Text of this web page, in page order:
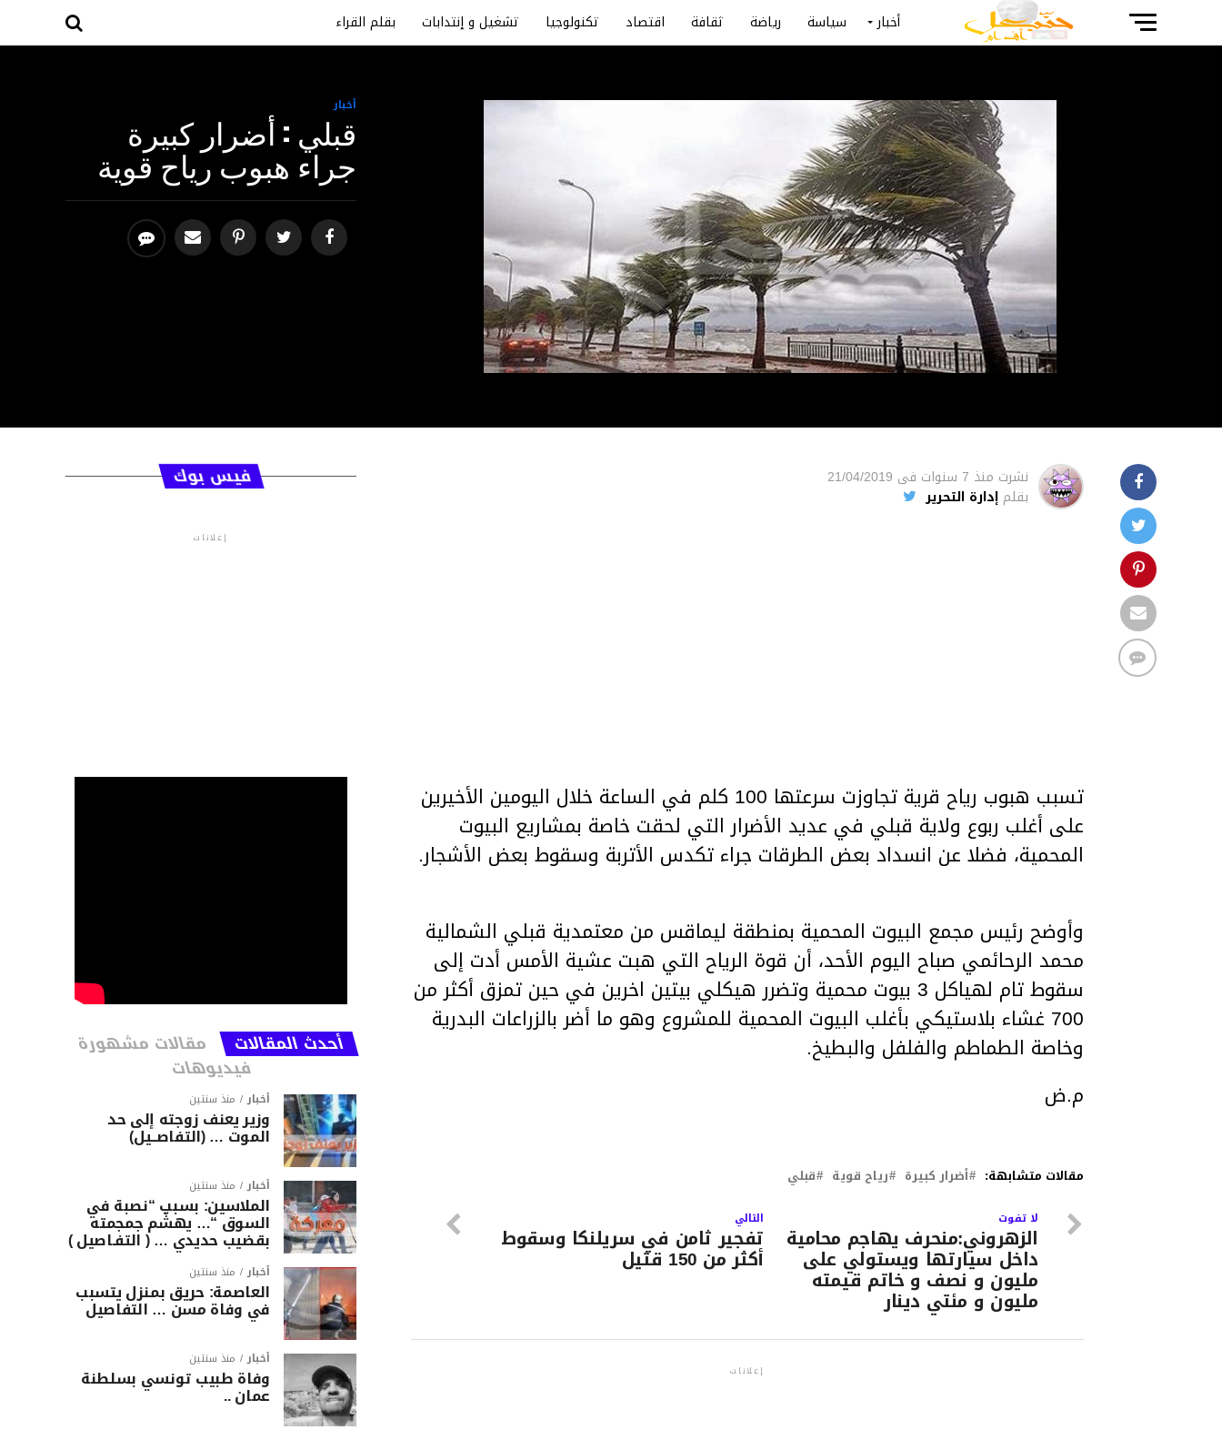
أخبار سياسة رياضة ثقافة اقتصاد تكنولوجيا تشغيل و إنتدابات بقلم القراء
أخبار
قبلي : أضرار كبيرة
جراء هبوب رياح قوية
نشرت منذ 7 سنوات فى 21/04/2019
بقلم إدارة التحرير
تسبب هبوب رياح قرية تجاوزت سرعتها 100 كلم في الساعة خلال اليومين الأخيرين
على أغلب ربوع ولاية قبلي في عديد الأضرار التي لحقت خاصة بمشاريع البيوت
المحمية، فضلا عن انسداد بعض الطرقات جراء تكدس الأتربة وسقوط بعض الأشجار.
وأوضح رئيس مجمع البيوت المحمية بمنطقة ليماقس من معتمدية قبلي الشمالية
محمد الرحائمي صباح اليوم الأحد، أن قوة الرياح التي هبت عشية الأمس أدت إلى
سقوط تام لهياكل 3 بيوت محمية وتضرر هيكلي بيتين اخرين في حين تمزق أكثر من
700 غشاء بلاستيكي بأغلب البيوت المحمية للمشروع وهو ما أضر بالزراعات البدرية
وخاصة الطماطم والفلفل والبطيخ.
م.ض
مقالات متشابهة: أضرار كبيرة رياح قوية قبلي
التالي
تفجير ثامن في سريلنكا وسقوط
أكثر من 150 قتيل
لا تفوت
الزهروني:منحرف يهاجم محامية
داخل سيارتها ويستولي على
مليون و نصف و خاتم قيمته
مليون و مئتي دينار
إعلانات
فيس بوك
إعلانات
أحدث المقالات مقالات مشهورة
فيديوهات
أخبار منذ سنتين
وزير يعنف زوجته إلى حد
الموت … (التفاصــيل)
أخبار منذ سنتين
الملاسين: بسبب “نصبة في
السوق “… يهشّم جمجمته
بقضيب حديدي … ( التفـاصيل )
أخبار منذ سنتين
العاصمة: حريق بمنزل يتسبب
في وفاة مسن … التفاصيل
أخبار منذ سنتين
وفاة طبيب تونسي بسلطنة
عمان ..